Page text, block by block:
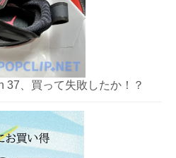
37、買って失敗したか！？